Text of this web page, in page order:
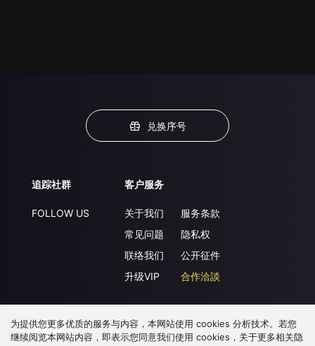
兑换序号
追踪社群
FOLLOW US
客户服务
关于我们
常见问题
联络我们
升级VIP
服务条款
隐私权
公开征件
合作洽談
下载 APP
为提供您更多优质的服务与内容，本网站使用 cookies 分析技术。若您
继续阅览本网站内容，即表示您同意我们使用 cookies，关于更多相关隐